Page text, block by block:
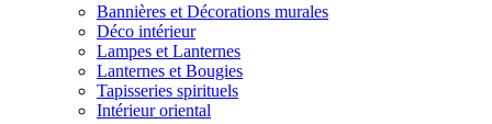
Bannières et Décorations murales
Déco intérieur
Lampes et Lanternes
Lanternes et Bougies
Tapisseries spirituels
Intérieur oriental